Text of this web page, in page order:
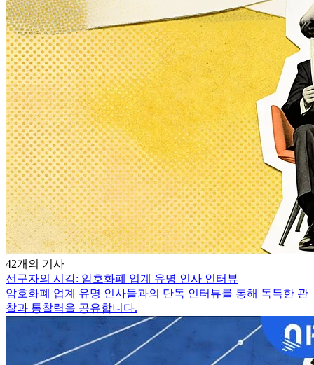
42개의 기사
선구자의 시각: 암호화폐 업계 유명 인사 인터뷰
암호화폐 업계 유명 인사들과의 단독 인터뷰를 통해 독특한 관
찰과 통찰력을 공유합니다.